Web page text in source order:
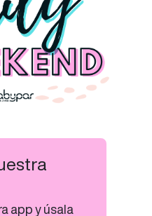
app y úsala